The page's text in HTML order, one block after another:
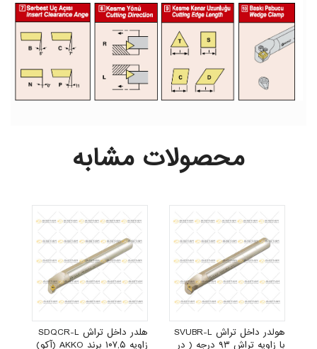
محصولات مشابه
هلدر داخل تراش SDQCR-L
زاویه ۱۰۷,۵ برند AKKO (آکو)
هولدر داخل تراش SVUBR-L
با زاویه تراش ۹۳ درجه ( در